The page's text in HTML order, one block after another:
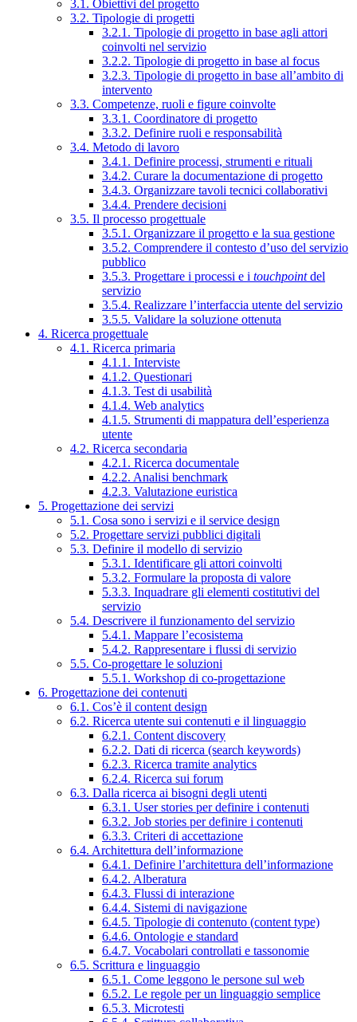
3.1. Obiettivi del progetto
3.2. Tipologie di progetti
3.2.1. Tipologie di progetto in base agli attori
coinvolti nel servizio
3.2.2. Tipologie di progetto in base al focus
3.2.3. Tipologie di progetto in base all’ambito di
intervento
3.3. Competenze, ruoli e figure coinvolte
3.3.1. Coordinatore di progetto
3.3.2. Definire ruoli e responsabilità
3.4. Metodo di lavoro
3.4.1. Definire processi, strumenti e rituali
3.4.2. Curare la documentazione di progetto
3.4.3. Organizzare tavoli tecnici collaborativi
3.4.4. Prendere decisioni
3.5. Il processo progettuale
3.5.1. Organizzare il progetto e la sua gestione
3.5.2. Comprendere il contesto d’uso del servizio
pubblico
3.5.3. Progettare i processi e i touchpointdel
servizio
3.5.4. Realizzare l’interfaccia utente del servizio
3.5.5. Validare la soluzione ottenuta
4. Ricerca progettuale
4.1. Ricerca primaria
4.1.1. Interviste
4.1.2. Questionari
4.1.3. Test di usabilità
4.1.4. Web analytics
4.1.5. Strumenti di mappatura dell’esperienza
utente
4.2. Ricerca secondaria
4.2.1. Ricerca documentale
4.2.2. Analisi benchmark
4.2.3. Valutazione euristica
5. Progettazione dei servizi
5.1. Cosa sono i servizi e il service design
5.2. Progettare servizi pubblici digitali
5.3. Definire il modello di servizio
5.3.1. Identificare gli attori coinvolti
5.3.2. Formulare la proposta di valore
5.3.3. Inquadrare gli elementi costitutivi del
servizio
5.4. Descrivere il funzionamento del servizio
5.4.1. Mappare l’ecosistema
5.4.2. Rappresentare i flussi di servizio
5.5. Co-progettare le soluzioni
5.5.1. Workshop di co-progettazione
6. Progettazione dei contenuti
6.1. Cos’è il content design
6.2. Ricerca utente sui contenuti e il linguaggio
6.2.1. Content discovery
6.2.2. Dati di ricerca (search keywords)
6.2.3. Ricerca tramite analytics
6.2.4. Ricerca sui forum
6.3. Dalla ricerca ai bisogni degli utenti
6.3.1. User stories per definire i contenuti
6.3.2. Job stories per definire i contenuti
6.3.3. Criteri di accettazione
6.4. Architettura dell’informazione
6.4.1. Definire l’architettura dell’informazione
6.4.2. Alberatura
6.4.3. Flussi di interazione
6.4.4. Sistemi di navigazione
6.4.5. Tipologie di contenuto (content type)
6.4.6. Ontologie e standard
6.4.7. Vocabolari controllati e tassonomie
6.5. Scrittura e linguaggio
6.5.1. Come leggono le persone sul web
6.5.2. Le regole per un linguaggio semplice
6.5.3. Microtesti